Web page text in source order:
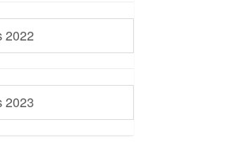
2022
2023